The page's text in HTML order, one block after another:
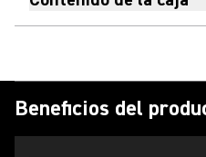
Beneficios del